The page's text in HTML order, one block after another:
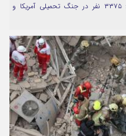
رئیس سازمان پزشکی قانونی کشور گفت : ۳۳۷۵ نفر در جنگ تحمیلی آمریکا و